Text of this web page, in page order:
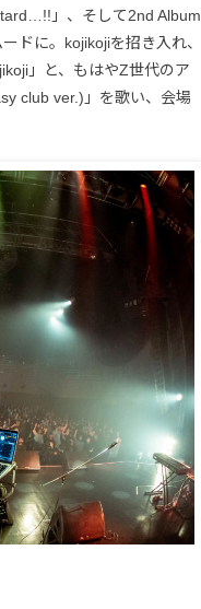
」、そして2nd Album
ドに。kojikojiを招き入れ、
」と、もはやZ世代のア
club ver.)」を歌い、会場